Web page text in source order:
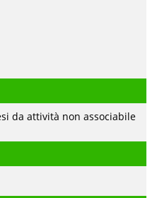
da attività non associabile